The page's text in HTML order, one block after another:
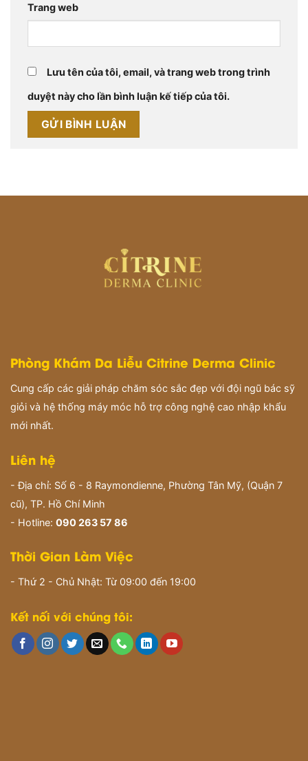
Trang web
Lưu tên của tôi, email, và trang web trong trình
duyệt này cho lần bình luận kế tiếp của tôi.
Phòng Khám Da Liễu Citrine Derma Clinic
Cung cấp các giải pháp chăm sóc sắc đẹp với đội ngũ bác sỹ
giỏi và hệ thống máy móc hỗ trợ công nghệ cao nhập khẩu
mới nhất.
Liên hệ
- Địa chỉ: Số 6 - 8 Raymondienne, Phường Tân Mỹ, (Quận 7
cũ), TP. Hồ Chí Minh
- Hotline: 090 263 57 86
Thời Gian Làm Việc
- Thứ 2 - Chủ Nhật: Từ 09:00 đến 19:00
Kết nối với chúng tôi: